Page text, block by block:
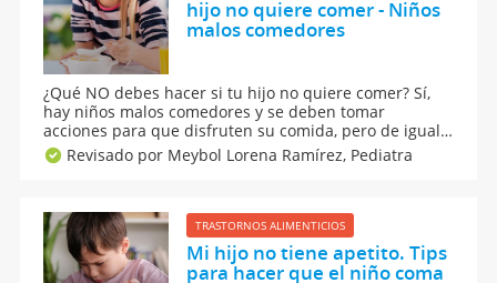
hijo no quiere comer - Niños
malos comedores
¿Qué NO debes hacer si tu hijo no quiere comer? Sí,
hay niños malos comedores y se deben tomar
acciones para que disfruten su comida, pero de igual
manera hay cosas que NO se deben hacer, como
obligarle o hasta 'premiarle' si come. Aquí los que sí
Revisado por Meybol Lorena Ramírez, Pediatra
TRASTORNOS ALIMENTICIOS
Mi hijo no tiene apetito. Tips
para hacer que el niño coma